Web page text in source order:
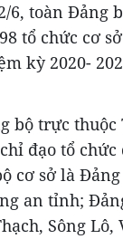
6, toàn Đảng
tổ chức cơ
kỳ 2020-
bộ trực
đạo tổ
cơ sở là
an tỉnh;
Sông Lô,